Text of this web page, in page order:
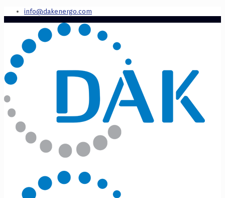
info@dakenergo.com